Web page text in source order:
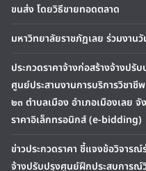
ขนส่ง โดยวิธีขายทอดตลาด
มหาวิทยาลัยราชภัฏเลย ร่วมงาน
ประกวดราคาจ้างก่อสร้างจ้างป
ศูนย์ประสานงานการบริการวิชา
๒๓ ตำบลเมือง อำเภอเมืองเลย
ราคาอิเล็กทรอนิกส์ (e-bidding)
ข่าวประกวดราคา ชี้แจงข้อวิจารณ์
จ้างปรับปรุงศูนย์ฝึกประสบการณ์